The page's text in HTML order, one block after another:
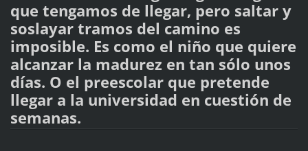
que tengamos de llegar, pero saltar y
soslayar tramos del camino es
imposible. Es como el niño que quiere
alcanzar la madurez en tan sólo unos
días. O el preescolar que pretende
llegar a la universidad en cuestión de
semanas.